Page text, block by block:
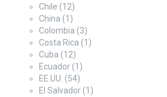
Chile (12)
China (1)
Colombia (3)
Costa Rica (1)
Cuba (12)
Ecuador (1)
EE.UU. (54)
El Salvador (1)